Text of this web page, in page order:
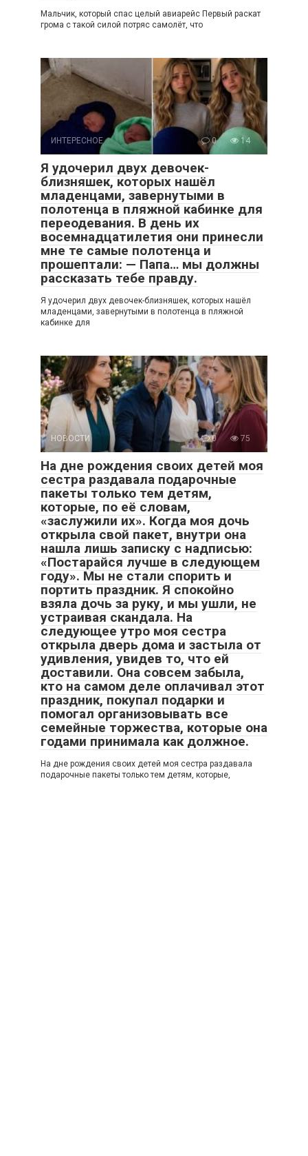
Мальчик, который спас целый авиарейс Первый раскат
грома с такой силой потряс самолёт, что
ИНТЕРЕСНОЕ 0 14
Я удочерил двух девочек-
близняшек, которых нашёл
младенцами, завернутыми в
полотенца в пляжной кабинке для
переодевания. В день их
восемнадцатилетия они принесли
мне те самые полотенца и
прошептали: — Папа… мы должны
рассказать тебе правду.
Я удочерил двух девочек-близняшек, которых нашёл
младенцами, завернутыми в полотенца в пляжной
кабинке для
НОВОСТИ 0 75
На дне рождения своих детей моя
сестра раздавала подарочные
пакеты только тем детям,
которые, по её словам,
«заслужили их». Когда моя дочь
открыла свой пакет, внутри она
нашла лишь записку с надписью:
«Постарайся лучше в следующем
году». Мы не стали спорить и
портить праздник. Я спокойно
взяла дочь за руку, и мы ушли, не
устраивая скандала. На
следующее утро моя сестра
открыла дверь дома и застыла от
удивления, увидев то, что ей
доставили. Она совсем забыла,
кто на самом деле оплачивал этот
праздник, покупал подарки и
помогал организовывать все
семейные торжества, которые она
годами принимала как должное.
На дне рождения своих детей моя сестра раздавала
подарочные пакеты только тем детям, которые,